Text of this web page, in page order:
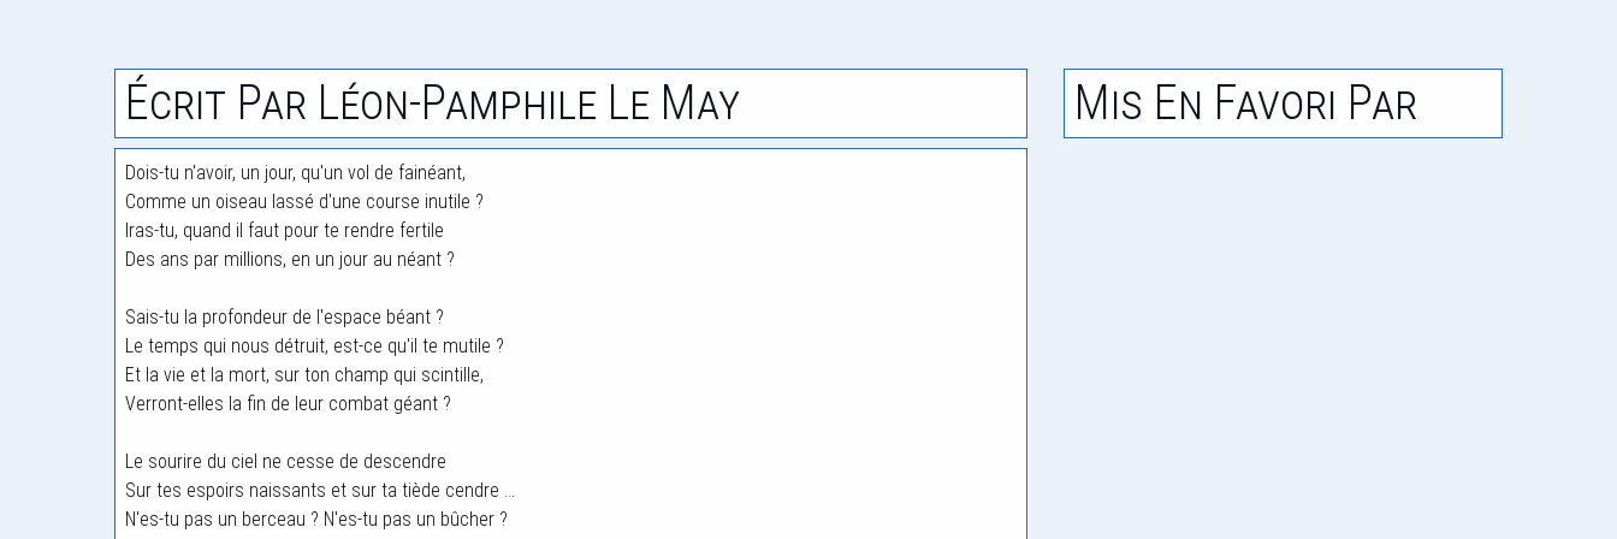
Écrit Par Léon-Pamphile Le May
Dois-tu n'avoir, un jour, qu'un vol de fainéant,
Comme un oiseau lassé d'une course inutile ?
Iras-tu, quand il faut pour te rendre fertile
Des ans par millions, en un jour au néant ?
Sais-tu la profondeur de l'espace béant ?
Le temps qui nous détruit, est-ce qu'il te mutile ?
Et la vie et la mort, sur ton champ qui scintille,
Verront-elles la fin de leur combat géant ?
Le sourire du ciel ne cesse de descendre
Sur tes espoirs naissants et sur ta tiède cendre ...
N'es-tu pas un berceau ? N'es-tu pas un bûcher ?
Mis En Favori Par